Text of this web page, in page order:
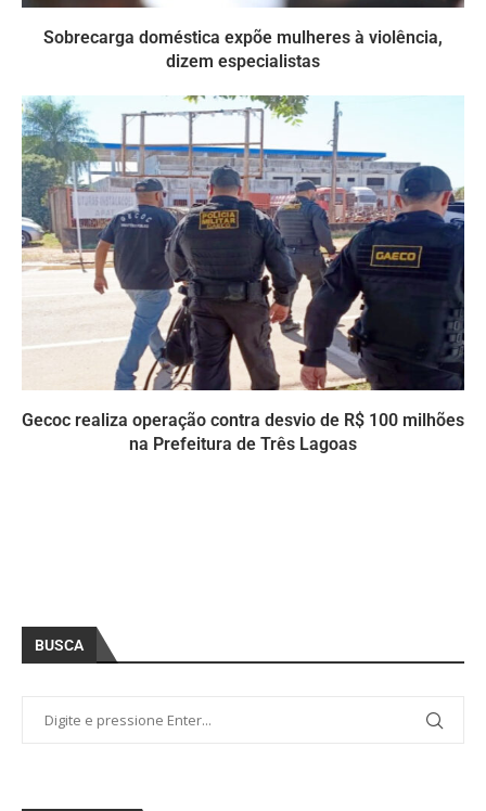
Sobrecarga doméstica expõe mulheres à violência,
dizem especialistas
Gecoc realiza operação contra desvio de R$ 100 milhões
na Prefeitura de Três Lagoas
BUSCA